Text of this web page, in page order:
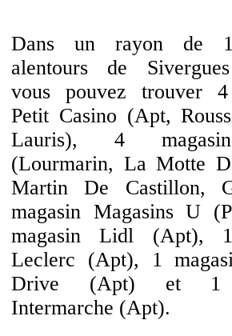
Dans un rayon de
alentours de
vous pouvez trouver 4
Petit Casino (Apt,
Lauris), 4
(Lourmarin, La Motte
Martin De Castillon,
magasin Magasins U
magasin Lidl (Apt),
Leclerc (Apt), 1
Drive (Apt) et 1
Intermarche (Apt).